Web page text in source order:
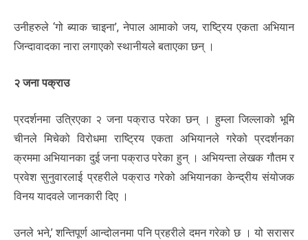
उनीहरुले ‘गो ब्याक चाइना’, नेपाल आमाको जय, राष्ट्रिय एकता अभियान
जिन्दावादका नारा लगाएको स्थानीयले बताएका छन् ।
२ जना पक्राउ
प्रदर्शनमा उत्रिएका २ जना पक्राउ परेका छन् । हुम्ला जिल्लाको भूमि
चीनले मिचेको विरोधमा राष्ट्रिय एकता अभियानले गरेको प्रदर्शनका
क्रममा अभियानका दुई जना पक्राउ परेका हुन् । अभियन्ता लेखक गौतम र
प्रवेश सुनुवारलाई प्रहरीले पक्राउ गरेको अभियानका केन्द्रीय संयोजक
विनय यादवले जानकारी दिए ।
उनले भने,’ शन्तिपूर्ण आन्दोलनमा पनि प्रहरीले दमन गरेको छ । यो सरासर